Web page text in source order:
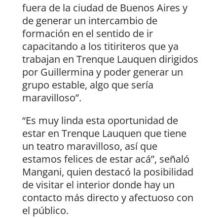
fuera de la ciudad de Buenos Aires y
de generar un intercambio de
formación en el sentido de ir
capacitando a los titiriteros que ya
trabajan en Trenque Lauquen dirigidos
por Guillermina y poder generar un
grupo estable, algo que sería
maravilloso”.
“Es muy linda esta oportunidad de
estar en Trenque Lauquen que tiene
un teatro maravilloso, así que
estamos felices de estar acá”, señaló
Mangani, quien destacó la posibilidad
de visitar el interior donde hay un
contacto más directo y afectuoso con
el público.